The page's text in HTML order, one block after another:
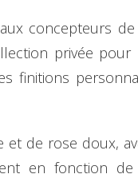
concepteurs
privée
finitions
et de rose doux,
en fonction